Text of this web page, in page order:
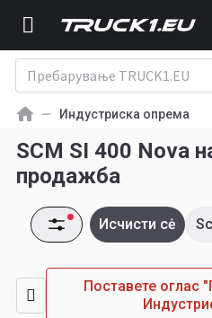
Индустриска опрема
SCM SI 400 Nova
продажба
Исчисти сė
Поставете оглас